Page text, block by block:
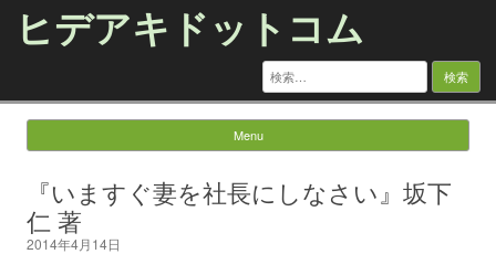
ヒデアキドットコム
検
索:
Menu
『いますぐ妻を社長にしなさい』坂下
仁 著
2014年4月14日